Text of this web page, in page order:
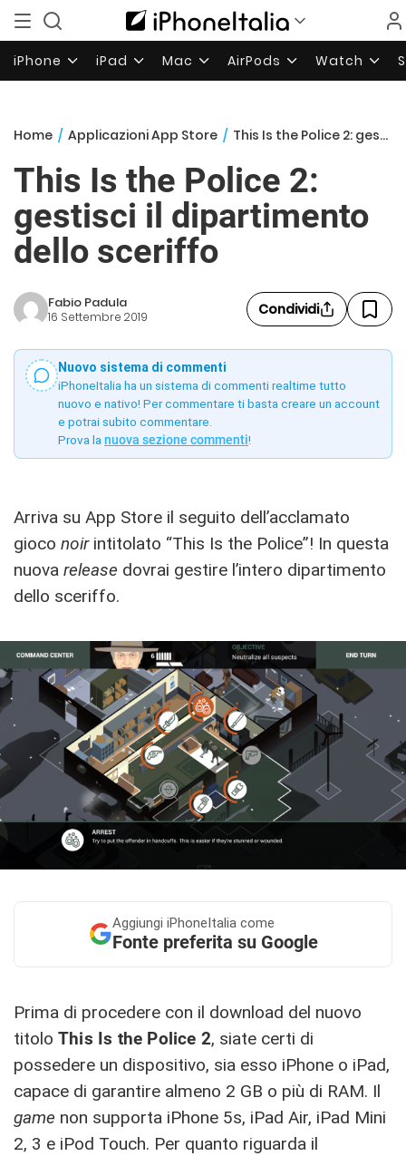
iPhone iPad Mac AirPods Watch
Home / Applicazioni App Store / This Is the Police 2: gestisci il dipartimento dello sceriffo
This Is the Police 2:
gestisci il dipartimento
dello sceriffo
Fabio Padula
16 Settembre 2019 Condividi
Nuovo sistema di commenti
iPhoneItalia ha un sistema di commenti realtime tutto
nuovo e nativo! Per commentare ti basta creare un account
e potrai subito commentare.
Prova la nuova sezione commenti!
Arriva su App Store il seguito dell’acclamato
gioco noirintitolato “This Is the Police”! In questa
nuova release dovrai gestire l’intero dipartimento
dello sceriffo.
Aggiungi iPhoneItalia come
Fonte preferita su Google
Prima di procedere con il download del nuovo
titolo This Is the Police 2, siate certi di
possedere un dispositivo, sia esso iPhone o iPad,
capace di garantire almeno 2 GB o più di RAM. Il
game non supporta iPhone 5s, iPad Air, iPad Mini
2, 3 e iPod Touch. Per quanto riguarda il